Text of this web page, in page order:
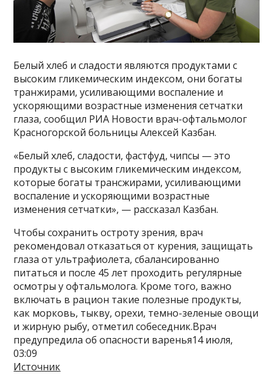
Белый хлеб и сладости являются продуктами с
высоким гликемическим индексом, они богаты
транжирами, усиливающими воспаление и
ускоряющими возрастные изменения сетчатки
глаза, сообщил РИА Новости врач-офтальмолог
Красногорской больницы Алексей Казбан.
«Белый хлеб, сладости, фастфуд, чипсы — это
продукты с высоким гликемическим индексом,
которые богаты трансжирами, усиливающими
воспаление и ускоряющими возрастные
изменения сетчатки», — рассказал Казбан.
Чтобы сохранить остроту зрения, врач
рекомендовал отказаться от курения, защищать
глаза от ультрафиолета, сбалансированно
питаться и после 45 лет проходить регулярные
осмотры у офтальмолога. Кроме того, важно
включать в рацион такие полезные продукты,
как морковь, тыкву, орехи, темно-зеленые овощи
и жирную рыбу, отметил собеседник.Врач
предупредила об опасности варенья14 июля,
03:09
Источник